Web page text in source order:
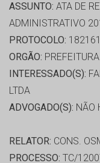
ASSUNTO: ATA DE
ADMINISTRATIVO
PROTOCOLO:
ORGÃO:
INTERESSADO(S):
LTDA
ADVOGADO(S): NÃO
RELATOR: CONS.
PROCESSO: TC/